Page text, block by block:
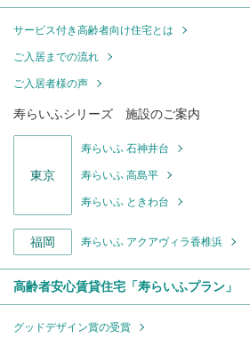
サービス付き高齢者向け住宅とは
ご入居までの流れ
ご入居者様の声
寿らいふシリーズ 施設のご案内
東京
寿らいふ 石神井台
寿らいふ 高島平
寿らいふ ときわ台
福岡 寿らいふ アクアヴィラ香椎浜
高齢者安心賃貸住宅「寿らいふプラン」
グッドデザイン賞の受賞